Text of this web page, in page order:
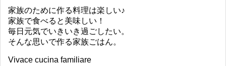
家族のために作る料理は楽しい♪
家族で食べると美味しい！
毎日元気でいきいき過ごしたい。
そんな思いで作る家族ごはん。
Vivace cucina familiare